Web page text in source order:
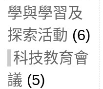
學與學習及
探索活動 (6)
科技教育會
議 (5)